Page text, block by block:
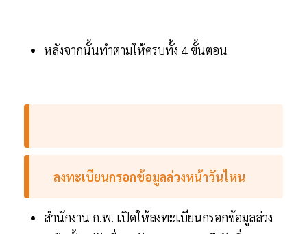
หลังจากนั้นทำตามให้ครบทั้ง 4 ขั้นตอน
ลงทะเบียนกรอกข้อมูลล่วงหน้าวันไหน
สำนักงาน ก.พ. เปิดให้ลงทะเบียนกรอกข้อมูลล่วง